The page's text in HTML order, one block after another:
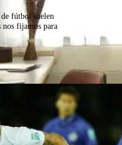
fútbol suelen
nos fijamos para